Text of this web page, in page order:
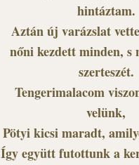
hintáztam.
Aztán új varázslat
nőni kezdett minden, s
szerteszét.
Tengerimalacom
velünk,
Pötyi kicsi maradt,
Így együtt futottunk a